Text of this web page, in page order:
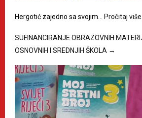
Hergotić zajedno sa svojim…
Pročitaj
SUFINANCIRANJE OBRAZOVNIH
OSNOVNIH I SREDNJIH ŠKOLA →